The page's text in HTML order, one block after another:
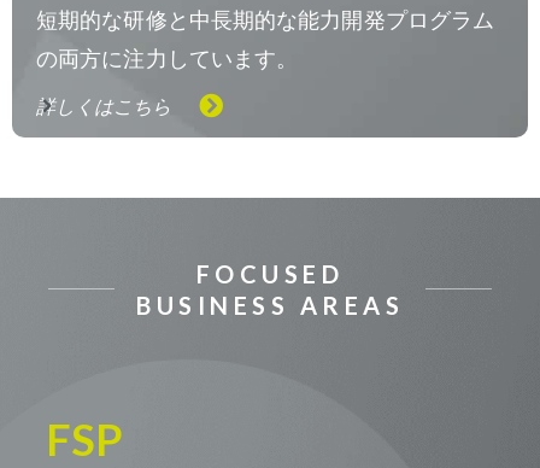
短期的な研修と中長期的な能力開発プログラム
の両方に注力しています。
詳しくはこちら
FOCUSED
BUSINESS AREAS
FSP